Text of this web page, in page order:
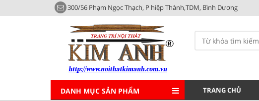
300/56 Phạm Ngọc Thạch, P hiệp Thành,TDM, Bình Dương
DANH MỤC SẢN PHẨM TRANG CHỦ